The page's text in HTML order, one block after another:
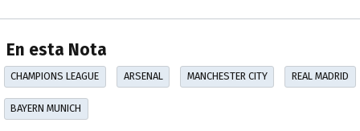
En esta Nota
CHAMPIONS LEAGUE ARSENAL MANCHESTER CITY REAL MADRID
BAYERN MUNICH